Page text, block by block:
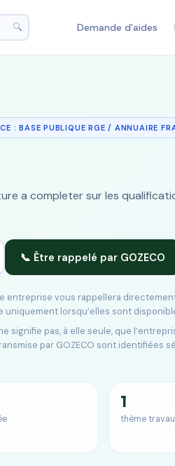
🔍 Demande d'aides
: BASE PUBLIQUE RGE / ANNUAIRE
a completer sur les
📞 Être rappelé par GOZECO
entreprise vous rappellera
lorsqu’elles sont
signifie pas, à elle seule, que
par GOZECO sont identifiées
1
thème